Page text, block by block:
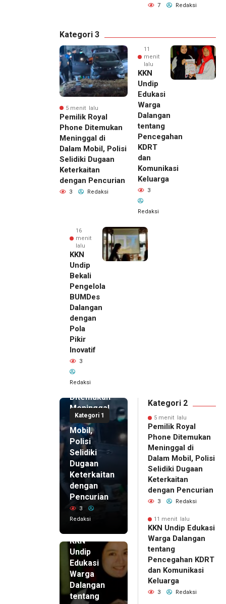
7 Redaksi
Kategori 3
5 menit lalu
Pemilik Royal
Phone Ditemukan
Meninggal di
Dalam Mobil, Polisi
Selidiki Dugaan
Keterkaitan
dengan Pencurian
3 Redaksi
11
menit
lalu
KKN
Undip
Edukasi
Warga
Dalangan
tentang
Pencegahan
KDRT
dan
Komunikasi
Keluarga
3
Redaksi
16
menit
lalu
KKN
Undip
Bekali
Pengelola
BUMDes
Dalangan
dengan
Pola
Pikir
Inovatif
3
Redaksi
Kategori 1
5 menit
Pemilik
Royal
Phone
Ditemukan
Meninggal
di Dalam
Mobil,
Polisi
Selidiki
Dugaan
Keterkaitan
dengan
Pencurian
3
Redaksi
KKN
Undip
Edukasi
Warga
Dalangan
tentang
Kategori 2
5 menit lalu
Pemilik Royal
Phone Ditemukan
Meninggal di
Dalam Mobil, Polisi
Selidiki Dugaan
Keterkaitan
dengan Pencurian
3 Redaksi
11 menit lalu
KKN Undip Edukasi
Warga Dalangan
tentang
Pencegahan KDRT
dan Komunikasi
Keluarga
3 Redaksi